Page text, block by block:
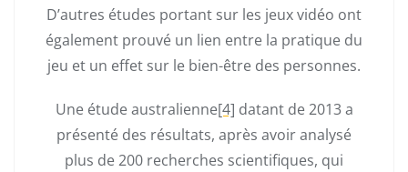
D’autres études portant sur les jeux vidéo ont
également prouvé un lien entre la pratique du
jeu et un effet sur le bien-être des personnes.
Une étude australienne[4] datant de 2013 a
présenté des résultats, après avoir analysé
plus de 200 recherches scientifiques, qui